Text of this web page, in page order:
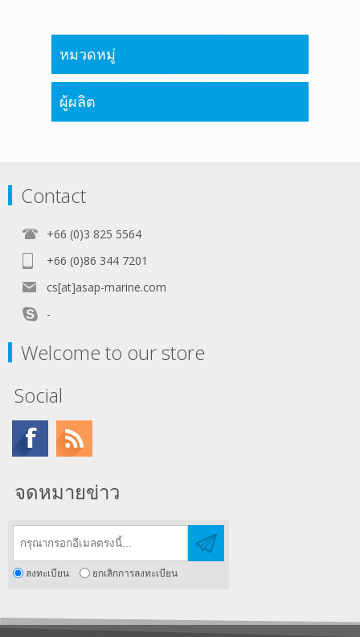
หมวดหมู่
ผู้ผลิต
Contact
+66 (0)3 825 5564
+66 (0)86 344 7201
cs[at]asap-marine.com
-
Welcome to our store
Social
จดหมายข่าว
ลงทะเบียน ยกเลิกการลงทะเบียน